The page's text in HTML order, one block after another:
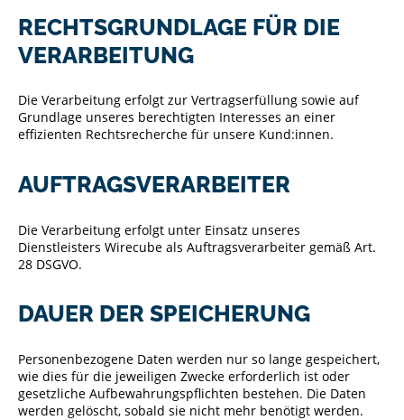
RECHTSGRUNDLAGE FÜR DIE
VERARBEITUNG
Die Verarbeitung erfolgt zur Vertragserfüllung sowie auf
Grundlage unseres berechtigten Interesses an einer
effizienten Rechtsrecherche für unsere Kund:innen.
AUFTRAGSVERARBEITER
Die Verarbeitung erfolgt unter Einsatz unseres
Dienstleisters Wirecube als Auftragsverarbeiter gemäß Art.
28 DSGVO.
DAUER DER SPEICHERUNG
Personenbezogene Daten werden nur so lange gespeichert,
wie dies für die jeweiligen Zwecke erforderlich ist oder
gesetzliche Aufbewahrungspflichten bestehen. Die Daten
werden gelöscht, sobald sie nicht mehr benötigt werden.